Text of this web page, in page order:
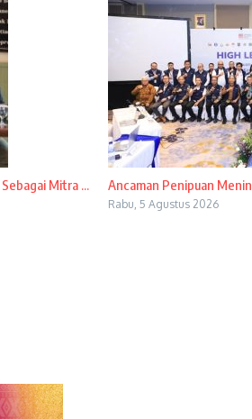
Mitra ... Ancaman Penipuan
Rabu, 5 Agustus 2026